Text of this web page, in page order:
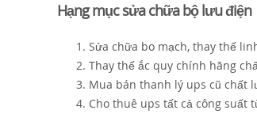
Hạng mục sửa chữa bộ lưu điện
Sửa chữa bo mạch, thay thế
Thay thế ắc quy chính hãng
Mua bán thanh lý ups cũ chất
Cho thuê ups tất cả công suất